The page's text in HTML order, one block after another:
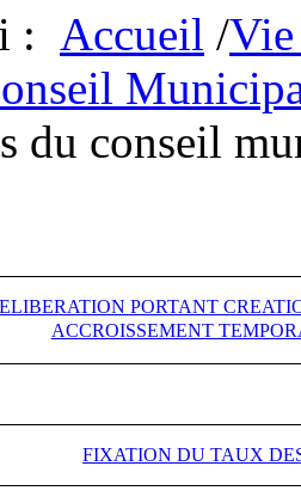
: Accueil /
du conseil
PORTANT
ACCROISSEMENT
FIXATION DU TAUX